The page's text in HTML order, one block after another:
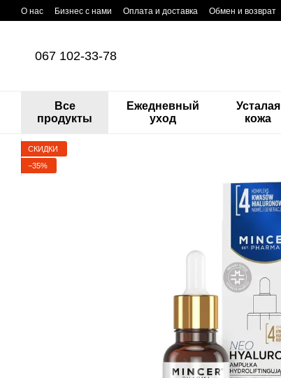
Перейти к основному контенту
О нас Бизнес с нами Оплата и доставка Обмен и возврат
067 102-33-78
Все
продукты
Ежедневный
уход
Усталая
кожа
СКИДКИ
−35%